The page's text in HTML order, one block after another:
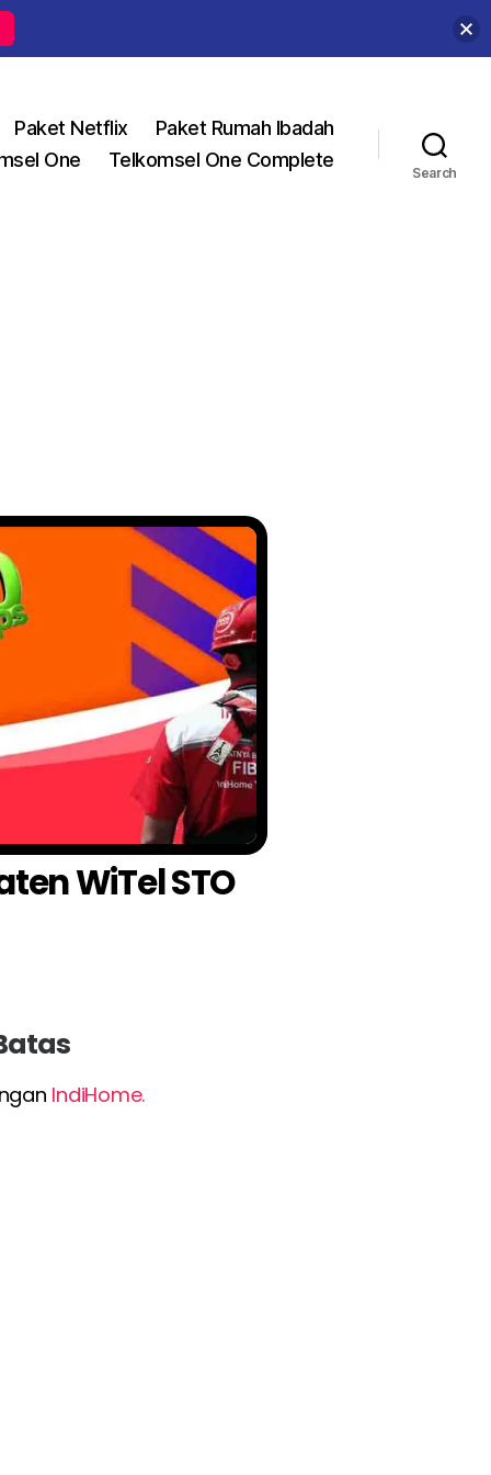
Paket Netflix
Paket Rumah Ibadah
One
Telkomsel One Complete
Search
WiTel STO
IndiHome.